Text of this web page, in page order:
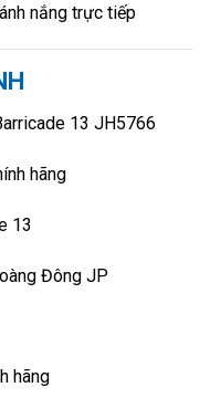
nắng trực tiếp
13 JH5766
hãng
13
Đông JP
hãng